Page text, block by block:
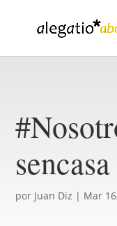
sencasa
por Juan Diz | Mar